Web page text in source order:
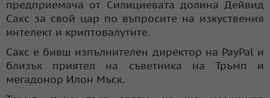
предприемача от Силициевата долина Дейвид
Сакс за свой цар по въпросите на изкуствения
интелект и криптовалутите.
Сакс е бивш изпълнителен директор на PayPal и
близък приятел на съветника на Тръмп и
мегадонор Илон Мъск.